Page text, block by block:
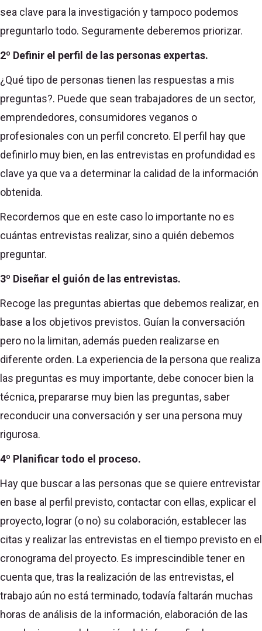
sea clave para la investigación y tampoco podemos
preguntarlo todo. Seguramente deberemos priorizar.
2º Definir el perfil de las personas expertas.
¿Qué tipo de personas tienen las respuestas a mis
preguntas?. Puede que sean trabajadores de un sector,
emprendedores, consumidores veganos o
profesionales con un perfil concreto. El perfil hay que
definirlo muy bien, en las entrevistas en profundidad es
clave ya que va a determinar la calidad de la información
obtenida.
Recordemos que en este caso lo importante no es
cuántas entrevistas realizar, sino a quién debemos
preguntar.
3º Diseñar el guión de las entrevistas.
Recoge las preguntas abiertas que debemos realizar, en
base a los objetivos previstos. Guían la conversación
pero no la limitan, además pueden realizarse en
diferente orden. La experiencia de la persona que realiza
las preguntas es muy importante, debe conocer bien la
técnica, prepararse muy bien las preguntas, saber
reconducir una conversación y ser una persona muy
rigurosa.
4º Planificar todo el proceso.
Hay que buscar a las personas que se quiere entrevistar
en base al perfil previsto, contactar con ellas, explicar el
proyecto, lograr (o no) su colaboración, establecer las
citas y realizar las entrevistas en el tiempo previsto en el
cronograma del proyecto. Es imprescindible tener en
cuenta que, tras la realización de las entrevistas, el
trabajo aún no está terminado, todavía faltarán muchas
horas de análisis de la información, elaboración de las